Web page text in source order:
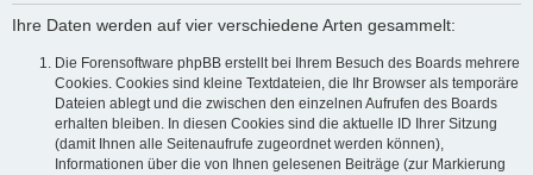
Ihre Daten werden auf vier verschiedene Arten gesammelt:
Die Forensoftware phpBB erstellt bei Ihrem Besuch des Boards mehrere
Cookies. Cookies sind kleine Textdateien, die Ihr Browser als temporäre
Dateien ablegt und die zwischen den einzelnen Aufrufen des Boards
erhalten bleiben. In diesen Cookies sind die aktuelle ID Ihrer Sitzung
(damit Ihnen alle Seitenaufrufe zugeordnet werden können),
Informationen über die von Ihnen gelesenen Beiträge (zur Markierung